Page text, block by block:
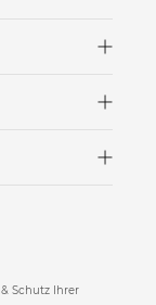
Schutz Ihrer